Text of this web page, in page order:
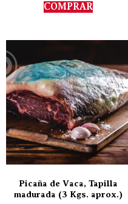
COMPRAR
Picaña de Vaca, Tapilla
madurada (3 Kgs. aprox.)